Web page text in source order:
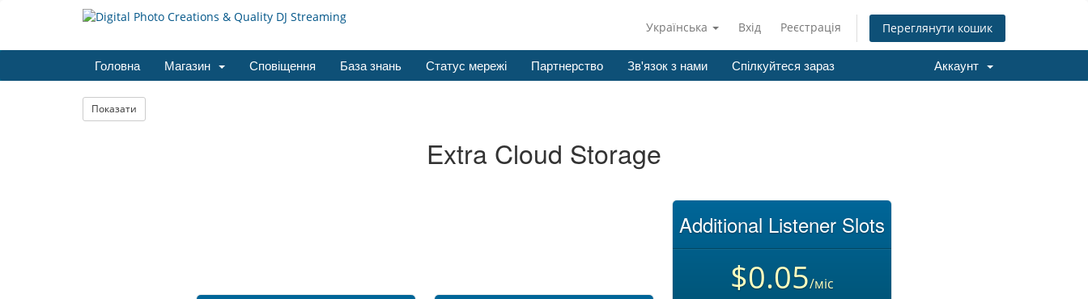
Українська Вхід Реєстрація Переглянути кошик
Головна Магазин Сповіщення База знань Статус мережі Партнерство Зв'язок з нами Спілкуйтеся зараз Аккаунт
Показати
Extra Cloud Storage
Additional Listener Slots
$0.05/міс